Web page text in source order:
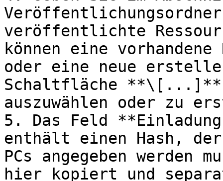
veröffentlichte
können eine vorhandene
oder eine neue
Schaltfläche **\[...]**,
auszuwählen oder zu
5. Das Feld
enthält einen Hash,
PCs angegeben werden
hier kopiert und